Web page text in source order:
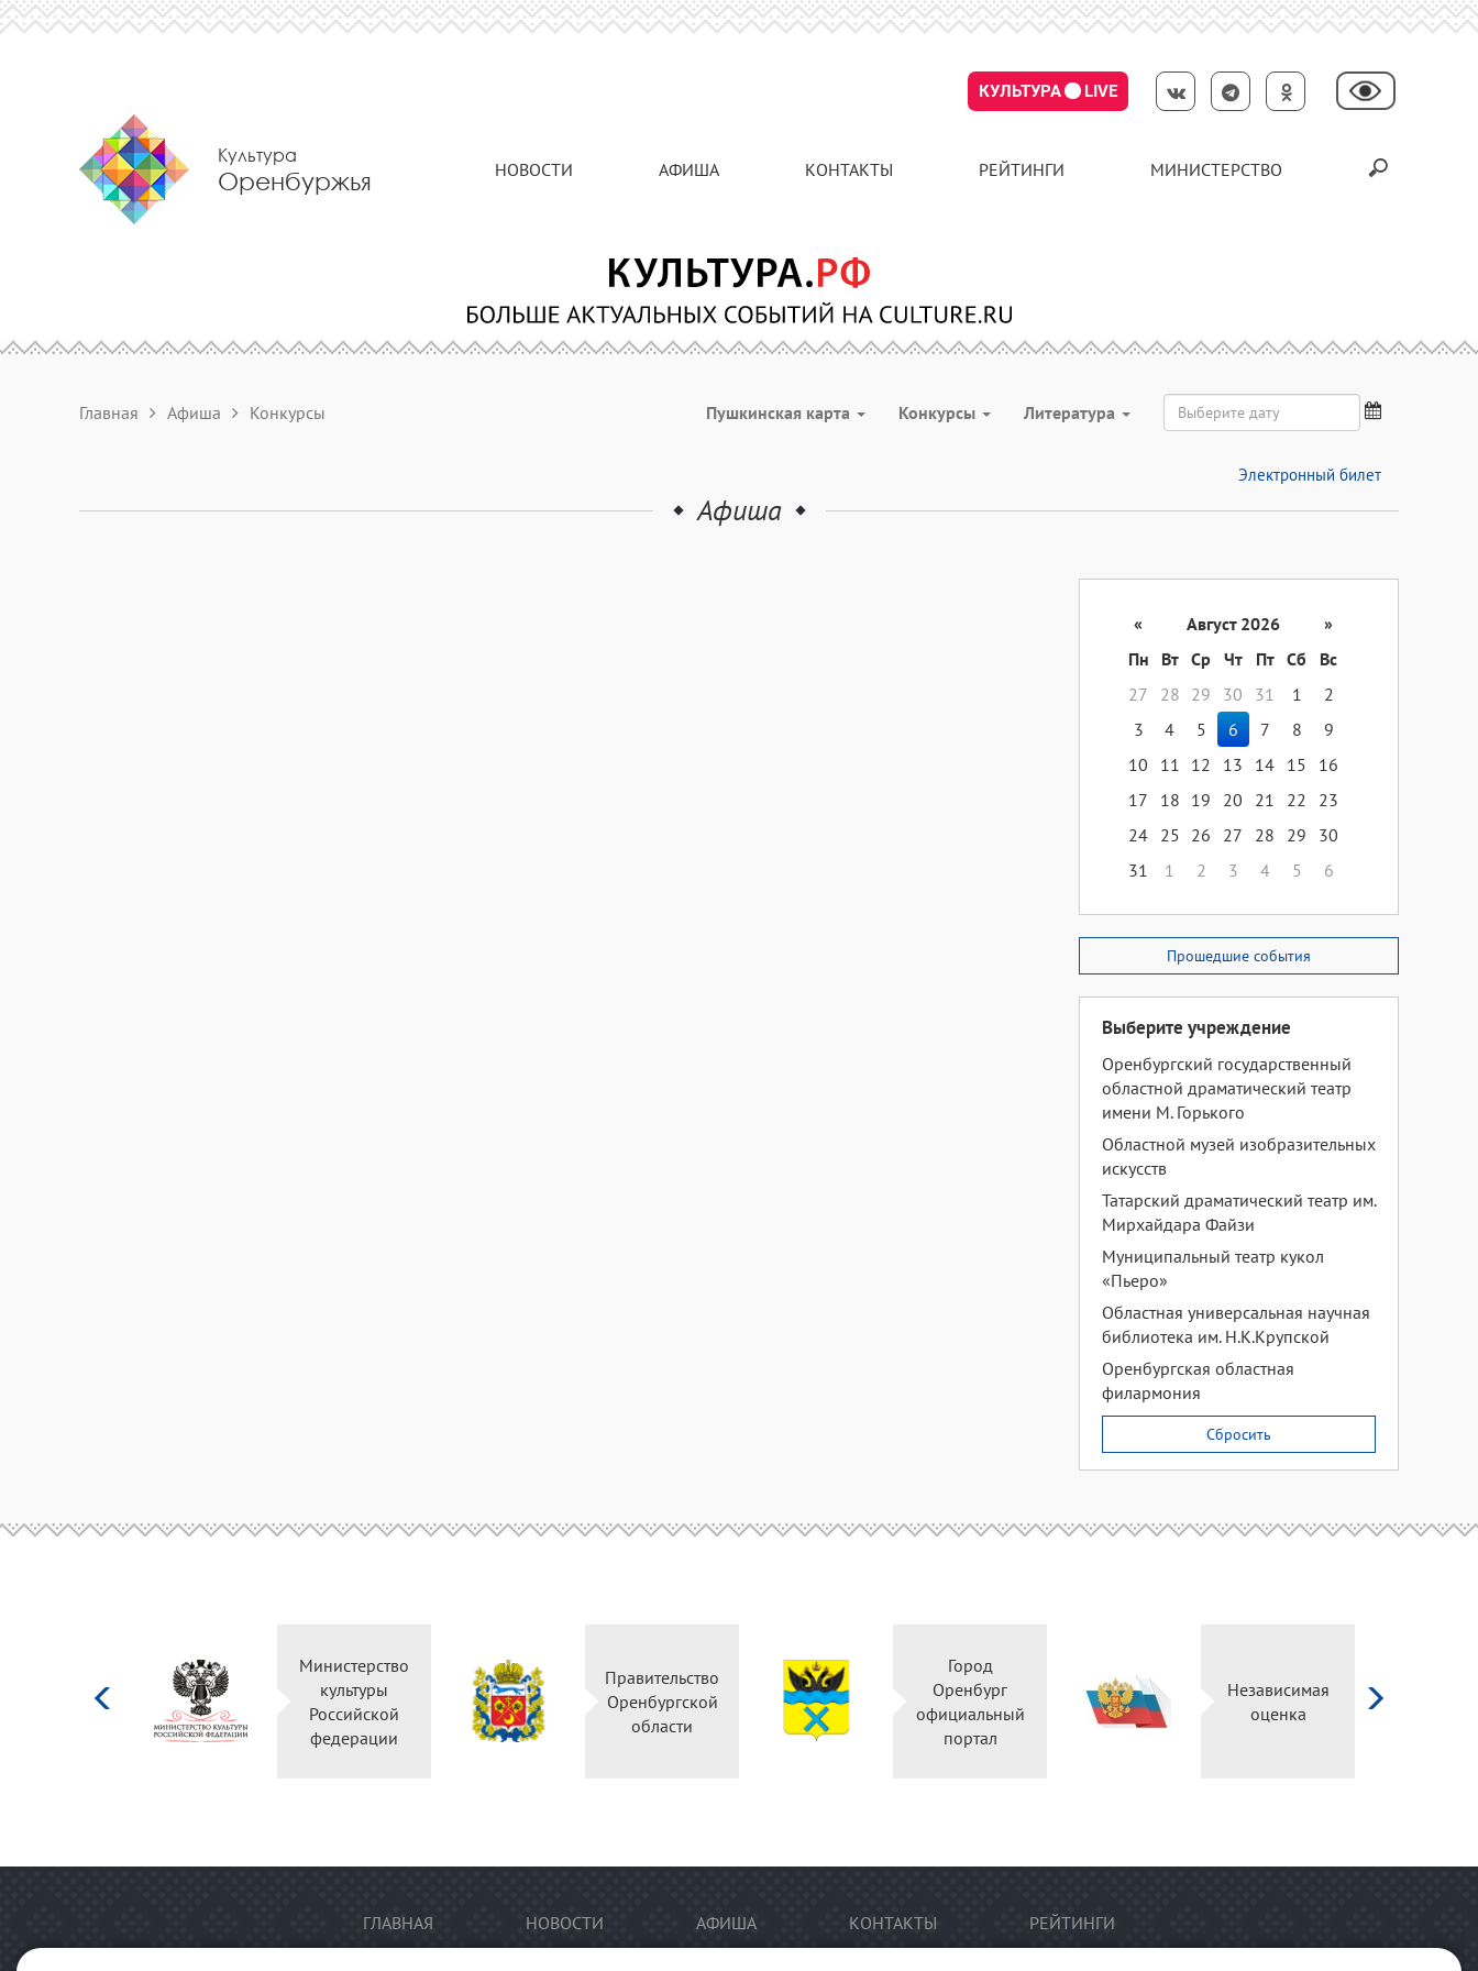
КУЛЬТУРА LIVE
Культура
Оренбуржья НОВОСТИ АФИША КОНТАКТЫ РЕЙТИНГИ МИНИСТЕРСТВО
Главная Афиша Конкурсы Пушкинская карта Конкурсы Литература
Электронный билет
Афиша
« Август 2026
»
Пн
Вт Ср Чт Пт Сб
Вс
27
28 29 30 31 1
2
3
4 5 6 7 8
9
10
11 12 13 14 15
16
17
18 19 20 21 22
23
24 25 26 27 28 29
30
31
1 2 3 4 5 6
Прошедшие события
Выберите учреждение
Оренбургский государственный
областной драматический театр
имени М. Горького
Областной музей изобразительных
искусств
Татарский драматический театр им.
Мирхайдара Файзи
Муниципальный театр кукол
«Пьеро»
Областная универсальная научная
библиотека им. Н.К.Крупской
Оренбургская областная
филармония
Сбросить
Министерство
культуры
Российской
федерации
Правительство
Оренбургской
области
Город
Оренбург
официальный
портал
Независимая
оценка
ГЛАВНАЯ НОВОСТИ АФИША КОНТАКТЫ РЕЙТИНГИ